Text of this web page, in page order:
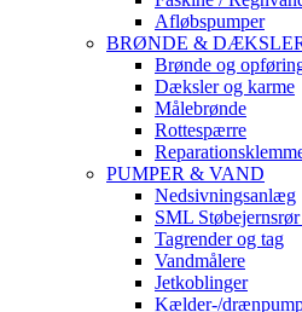
Afløbspumper
BRØNDE &
Brønde og
Dæksler og karme
Målebrønde
Rottespærre
PUMPER & VAND
Nedsivningsanlæg
SML
Tagrender og tag
Vandmålere
Jetkoblinger
Kælder-/